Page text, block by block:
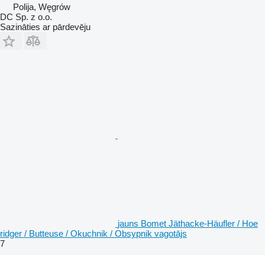
Polija, Węgrów
DC Sp. z o.o.
Sazināties ar pārdevēju
jauns Bomet Jäthacke-Häufler / Hoe
ridger / Butteuse / Okuchnik / Obsypnik vagotājs
7